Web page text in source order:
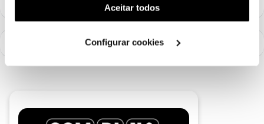
(cookies de publicidade personalizada). Pode gerir a
utilização dos cookies clicando em "Configurar
Aceitar todos
Configurar cookies